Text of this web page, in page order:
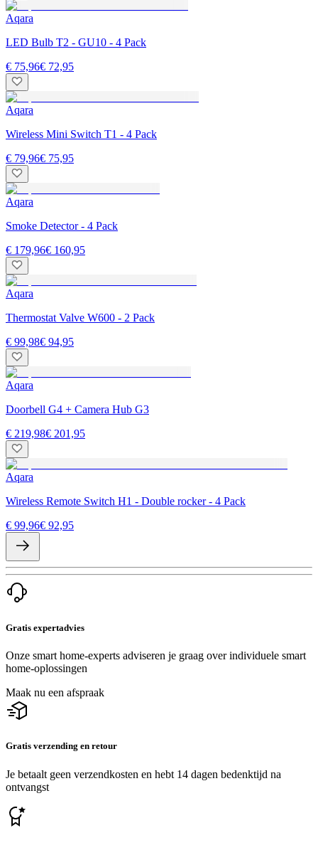
Aqara
LED Bulb T2 - GU10 - 4 Pack
€ 75,96€ 72,95
Aqara
Wireless Mini Switch T1 - 4 Pack
€ 79,96€ 75,95
Aqara
Smoke Detector - 4 Pack
€ 179,96€ 160,95
Aqara
Thermostat Valve W600 - 2 Pack
€ 99,98€ 94,95
Aqara
Doorbell G4 + Camera Hub G3
€ 219,98€ 201,95
Aqara
Wireless Remote Switch H1 - Double rocker - 4 Pack
€ 99,96€ 92,95
Gratis expertadvies
Onze smart home-experts adviseren je graag over individuele smart
home-oplossingen
Maak nu een afspraak
Gratis verzending en retour
Je betaalt geen verzendkosten en hebt 14 dagen bedenktijd na
ontvangst